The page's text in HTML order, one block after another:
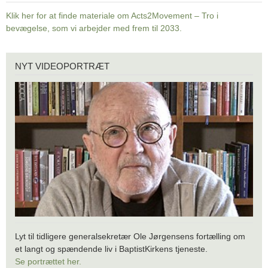
Klik her for at finde materiale om Acts2Movement – Tro i
bevægelse, som vi arbejder med frem til 2033.
videoportræt
NYT VIDEOPORTRÆT
Lyt til tidligere generalsekretær Ole Jørgensens fortælling om
et langt og spændende liv i BaptistKirkens tjeneste.
Se portrættet her.